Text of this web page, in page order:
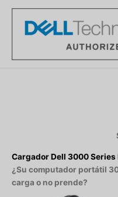
contenido
Cargador Dell 3000
¿Su computador portátil
carga o no prende?